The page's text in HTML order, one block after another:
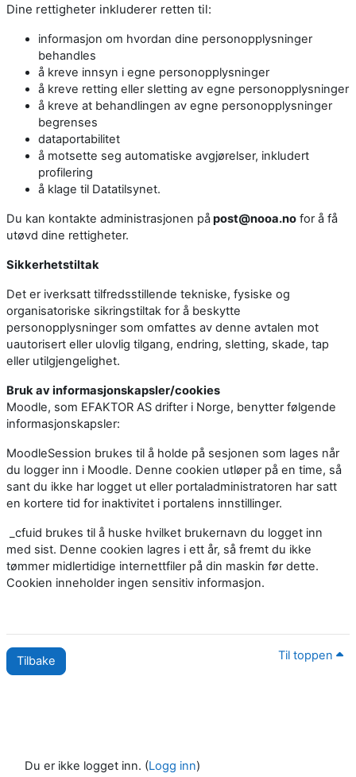
Dine rettigheter inkluderer retten til:
informasjon om hvordan dine personopplysninger
behandles
å kreve innsyn i egne personopplysninger
å kreve retting eller sletting av egne personopplysninger
å kreve at behandlingen av egne personopplysninger
begrenses
dataportabilitet
å motsette seg automatiske avgjørelser, inkludert
profilering
å klage til Datatilsynet.
Du kan kontakte administrasjonen påpost@nooa.no for å få
utøvd dine rettigheter.
Sikkerhetstiltak
Det er iverksatt tilfredsstillende tekniske, fysiske og
organisatoriske sikringstiltak for å beskytte
personopplysninger som omfattes av denne avtalen mot
uautorisert eller ulovlig tilgang, endring, sletting, skade, tap
eller utilgjengelighet.
Bruk av informasjonskapsler/cookies
Moodle, som EFAKTOR AS drifter i Norge, benytter følgende
informasjonskapsler:
MoodleSession brukes til å holde på sesjonen som lages når
du logger inn i Moodle. Denne cookien utløper på en time, så
sant du ikke har logget ut eller portaladministratoren har satt
en kortere tid for inaktivitet i portalens innstillinger.
_cfuid brukes til å huske hvilket brukernavn du logget inn
med sist. Denne cookien lagres i ett år, så fremt du ikke
tømmer midlertidige internettfiler på din maskin før dette.
Cookien inneholder ingen sensitiv informasjon.
Tilbake Til toppen
Du er ikke logget inn. (Logg inn)